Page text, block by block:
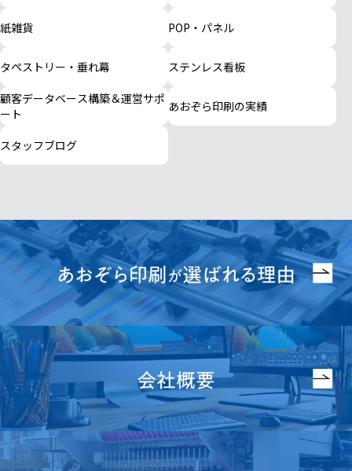
紙雑貨 POP・パネル
タペストリー・垂れ幕
ステンレス看板
顧客データベース構築＆運営サポ
ート
あおぞら印刷の実績
スタッフブログ